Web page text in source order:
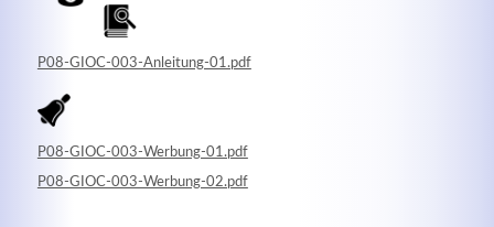
P08-GIOC-003-Anleitung-01.pdf
P08-GIOC-003-Werbung-01.pdf
P08-GIOC-003-Werbung-02.pdf
Modern & Simple
Lorem ipsum dolor sit amet, consectetuer adipiscing
MEHR INFOS